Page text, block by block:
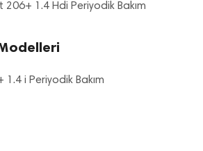
1.4 Hdi Periyodik Bakım
i Periyodik Bakım